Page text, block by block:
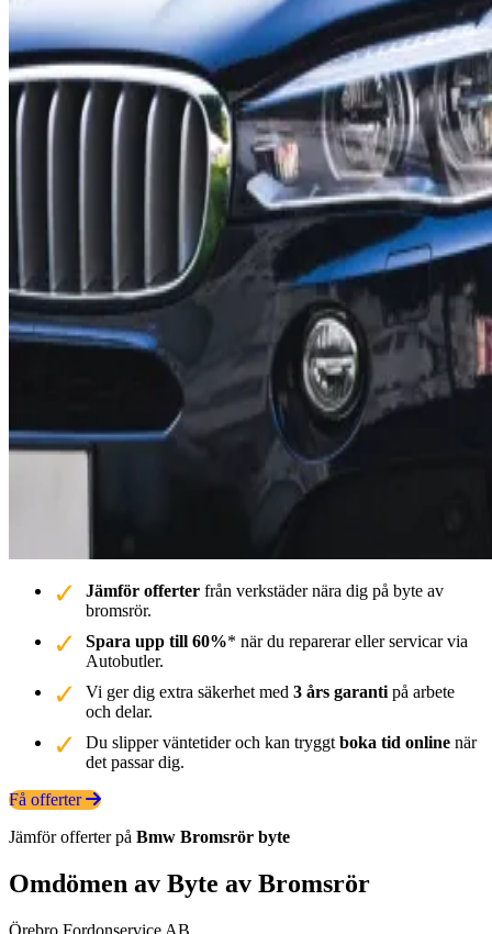
Jämför offerter från verkstäder nära dig på byte av
bromsrör.
Spara upp till 60%* när du reparerar eller servicar via
Autobutler.
Vi ger dig extra säkerhet med 3 års garanti på arbete
och delar.
Du slipper väntetider och kan tryggt boka tid online när
det passar dig.
Få offerter
Jämför offerter på Bmw Bromsrör byte
Omdömen av Byte av Bromsrör
Örebro Fordonservice AB